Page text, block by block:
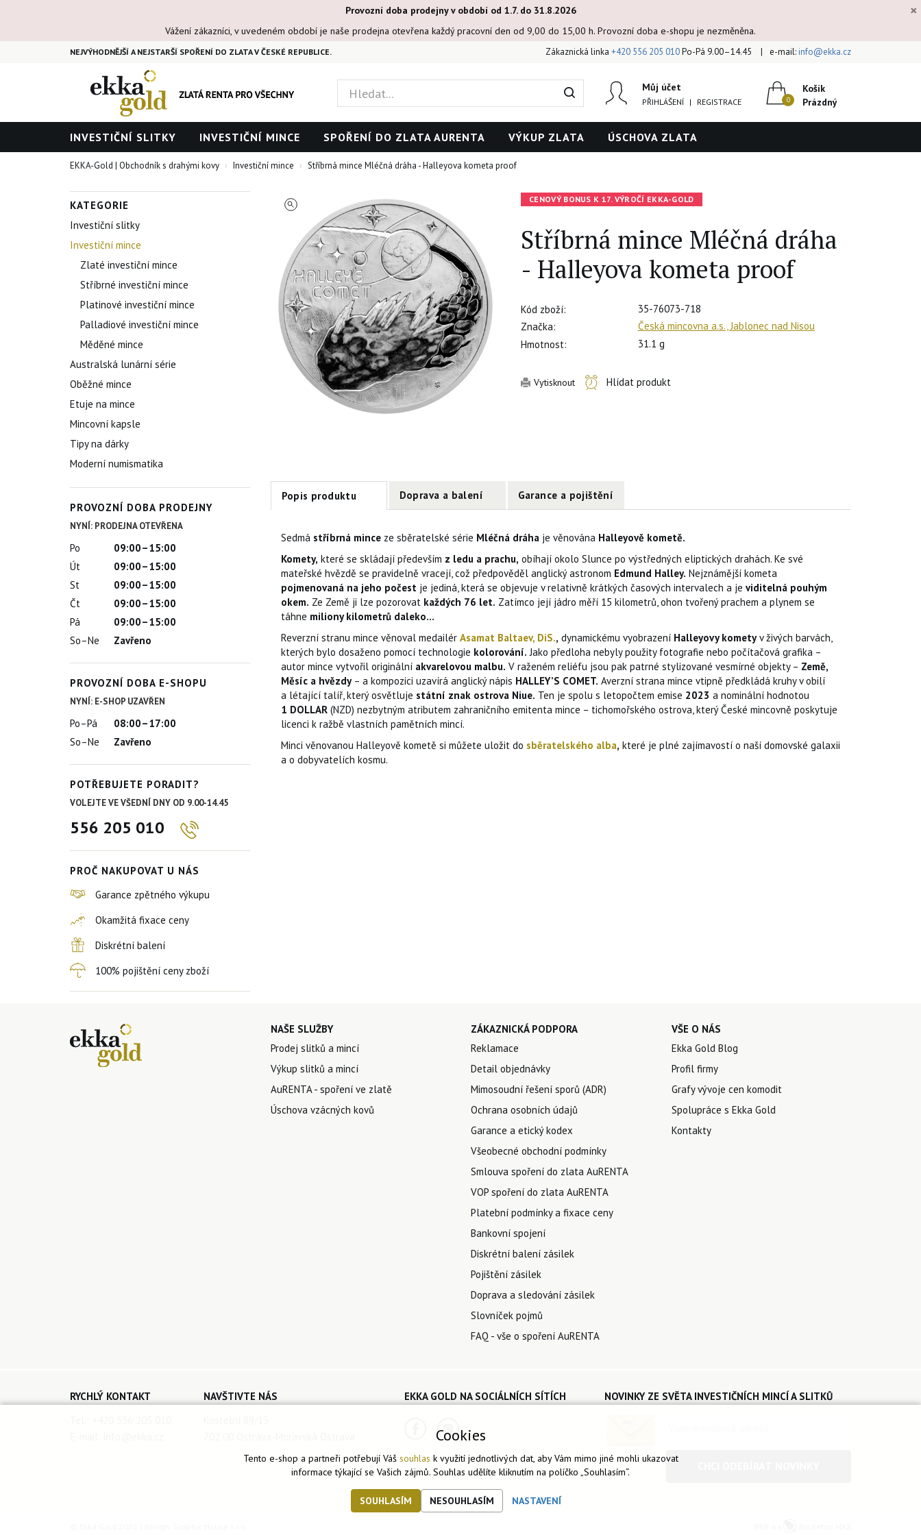
×
Provozní doba prodejny v období od 1.7. do 31.8.2026
Vážení zákazníci, v uvedeném období je naše prodejna otevřena každý pracovní den od 9,00 do 15,00 h. Provozní doba e-shopu je nezměněna.
NEJVÝHODNĚJŠÍ A NEJSTARŠÍ SPOŘENÍ DO ZLATA V ČESKÉ REPUBLICE. Zákaznická linka +420 556 205 010Po-Pá 9.00–14.45 e-mail:info@ekka.cz
Můj účet
PŘIHLÁŠENÍ | REGISTRACE
Košík
Prázdný
INVESTIČNÍ SLITKY INVESTIČNÍ MINCE SPOŘENÍ DO ZLATA AURENTA VÝKUP ZLATA ÚSCHOVA ZLATA
EKKA-Gold | Obchodník s drahými kovy Investiční mince Stříbrná mince Mléčná dráha - Halleyova kometa proof
KATEGORIE
Investiční slitky
Investiční mince
Zlaté investiční mince
Stříbrné investiční mince
Platinové investiční mince
Palladiové investiční mince
Měděné mince
Australská lunární série
Oběžné mince
Etuje na mince
Mincovní kapsle
Tipy na dárky
Moderní numismatika
PROVOZNÍ DOBA PRODEJNY
NYNÍ: PRODEJNA OTEVŘENA
Po
09:00–15:00
Út
09:00–15:00
St
09:00–15:00
Čt
09:00–15:00
Pá
09:00–15:00
So–Ne
Zavřeno
PROVOZNÍ DOBA E-SHOPU
NYNÍ: E-SHOP UZAVŘEN
Po–Pá
08:00–17:00
So–Ne
Zavřeno
POTŘEBUJETE PORADIT?
VOLEJTE VE VŠEDNÍ DNY OD 9.00-14.45
556 205 010
PROČ NAKUPOVAT U NÁS
Garance zpětného výkupu
Okamžitá fixace ceny
Diskrétní balení
100% pojištění ceny zboží
CENOVÝ BONUS K 17. VÝROČÍ EKKA-GOLD
Stříbrná mince Mléčná dráha
- Halleyova kometa proof
Kód zboží:
35-76073-718
Značka:
Česká mincovna a.s., Jablonec nad Nisou
Hmotnost:
31.1 g
Vytisknout Hlídat produkt
Popis produktu Doprava a balení Garance a pojištění
Sedmá stříbrná minceze sběratelské série Mléčná dráha je věnována Halleyově kometě.
Komety, které se skládají především z ledu a prachu, obíhají okolo Slunce po výstředných eliptických drahách. Ke své
mateřské hvězdě se pravidelně vracejí, což předpověděl anglický astronom Edmund Halley. Nejznámější kometa
pojmenovaná na jeho počest je jediná, která se objevuje v relativně krátkých časových intervalech a je viditelná pouhým
okem. Ze Země ji lze pozorovat každých 76 let. Zatímco její jádro měří 15 kilometrů, ohon tvořený prachem a plynem se
táhne miliony kilometrů daleko…
Reverzní stranu mince věnoval medailér Asamat Baltaev, DiS., dynamickému vyobrazení Halleyovy kometyv živých barvách,
kterých bylo dosaženo pomocí technologie kolorování. Jako předloha nebyly použity fotografie nebo počítačová grafika –
autor mince vytvořil originální akvarelovou malbu. V raženém reliéfu jsou pak patrné stylizované vesmírné objekty – Země,
Měsíc a hvězdy– a kompozici uzavírá anglický nápis HALLEY’S COMET. Averzní strana mince vtipně předkládá kruhy v obilí
a létající talíř, který osvětluje státní znak ostrova Niue. Ten je spolu s letopočtem emise 2023 a nominální hodnotou
1 DOLLAR(NZD) nezbytným atributem zahraničního emitenta mince – tichomořského ostrova, který České mincovně poskytuje
licenci k ražbě vlastních pamětních mincí.
Minci věnovanou Halleyově kometě si můžete uložit do sběratelského alba, které je plné zajímavostí o naší domovské galaxii
a o dobyvatelích kosmu.
NAŠE SLUŽBY
Prodej slitků a mincí
Výkup slitků a mincí
AuRENTA - spoření ve zlatě
Úschova vzácných kovů
ZÁKAZNICKÁ PODPORA
Reklamace
Detail objednávky
Mimosoudní řešení sporů (ADR)
Ochrana osobních údajů
Garance a etický kodex
Všeobecné obchodní podmínky
Smlouva spoření do zlata AuRENTA
VOP spoření do zlata AuRENTA
Platební podmínky a fixace ceny
Bankovní spojení
Diskrétní balení zásilek
Pojištění zásilek
Doprava a sledování zásilek
Slovníček pojmů
FAQ - vše o spoření AuRENTA
VŠE O NÁS
Ekka Gold Blog
Profil firmy
Grafy vývoje cen komodit
Spolupráce s Ekka Gold
Kontakty
RYCHLÝ KONTAKT
NAVŠTIVTE NÁS
EKKA GOLD NA SOCIÁLNÍCH SÍTÍCH NOVINKY ZE SVĚTA INVESTIČNÍCH MINCÍ A SLITKŮ
Cookies
Tento e-shop a partneři potřebují Váš souhlas k využití jednotlivých dat, aby Vám mimo jiné mohli ukazovat
informace týkající se Vašich zájmů. Souhlas udělíte kliknutím na políčko „Souhlasím“.
SOUHLASÍM NESOUHLASÍM NASTAVENÍ